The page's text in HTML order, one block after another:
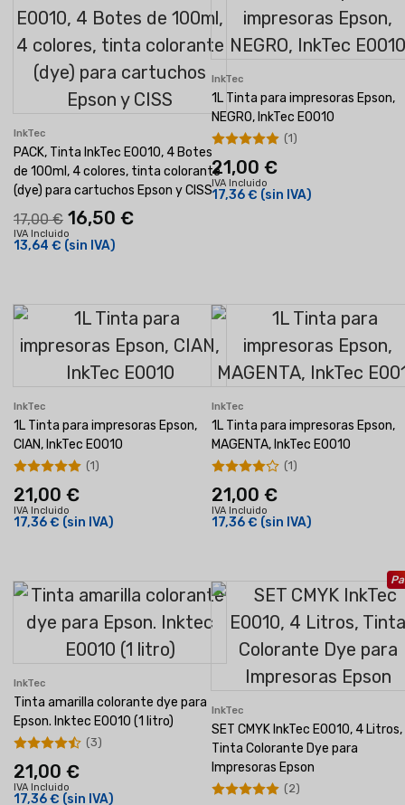
InkTec
PACK, Tinta InkTec E0010, 4 Botes
de 100ml, 4 colores, tinta colorante
(dye) para cartuchos Epson y CISS
17,00 € 16,50 €
IVA Incluido
13,64 € (sin IVA)
InkTec
1L Tinta para impresoras Epson,
NEGRO, InkTec E0010
21,00 €
IVA Incluido
17,36 € (sin IVA)
(1)
InkTec
1L Tinta para impresoras Epson,
CIAN, InkTec E0010
21,00 €
IVA Incluido
17,36 € (sin IVA)
(1)
InkTec
1L Tinta para impresoras Epson,
MAGENTA, InkTec E0010
21,00 €
IVA Incluido
17,36 € (sin IVA)
(1)
InkTec
Tinta amarilla colorante dye para
Epson. Inktec E0010 (1 litro)
21,00 €
IVA Incluido
17,36 € (sin IVA)
(3)
InkTec
SET CMYK InkTec E0010, 4 Litros,
Tinta Colorante Dye para
Impresoras Epson
(2)